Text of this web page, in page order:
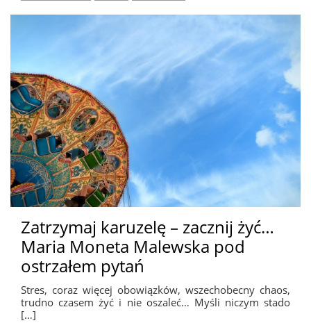
Zatrzymaj karuzelę – zacznij żyć…
Maria Moneta Malewska pod
ostrzałem pytań
Stres, coraz więcej obowiązków, wszechobecny chaos,
trudno czasem żyć i nie oszaleć… Myśli niczym stado
[…]